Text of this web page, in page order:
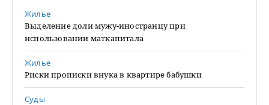
Жилье
Выделение доли мужу-иностранцу при
использовании маткапитала
Жилье
Риски прописки внука в квартире бабушки
Суды